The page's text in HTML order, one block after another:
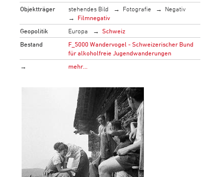
Objektträger
stehendes Bild Fotografie
Negativ
Filmnegativ
Geopolitik
Europa
Schweiz
Bestand
F_5000 Wandervogel - Schweizerischer Bund
für alkoholfreie Jugendwanderungen
→
mehr…